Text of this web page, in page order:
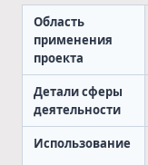
Область
применения
проекта
Детали сферы
деятельности
Использование